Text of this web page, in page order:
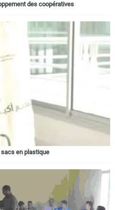
des coopératives
en plastique